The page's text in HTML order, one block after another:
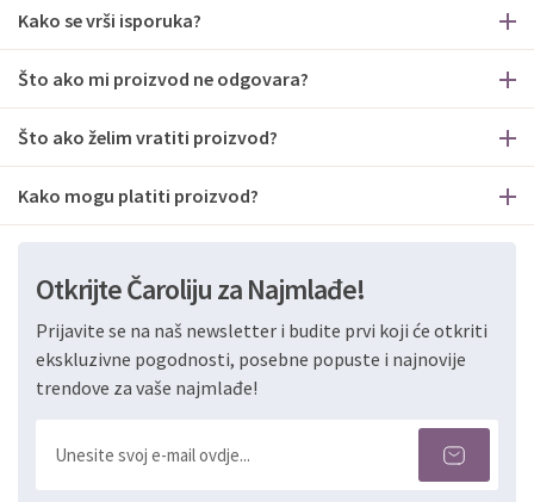
Kako se vrši isporuka?
Što ako mi proizvod ne odgovara?
Što ako želim vratiti proizvod?
Kako mogu platiti proizvod?
Otkrijte Čaroliju za Najmlađe!
Prijavite se na naš newsletter i budite prvi koji će otkriti
ekskluzivne pogodnosti, posebne popuste i najnovije
trendove za vaše najmlađe!